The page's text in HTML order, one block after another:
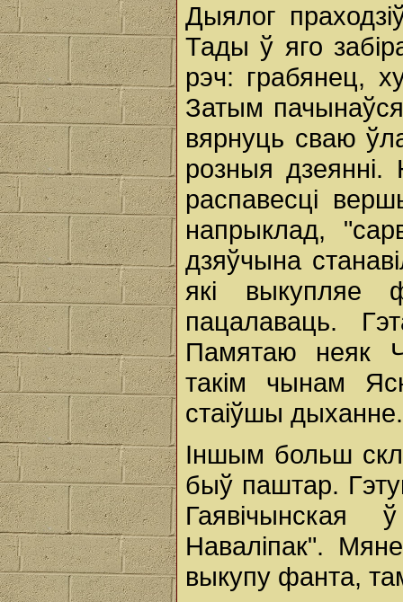
Дыялог
Тады ў яго
рэч: грабянец,
Затым
вярнуць сваю
розныя дзеянні.
распавесці
напрыклад,
дзяўчына
які выкупляе
пацалаваць.
Памятаю неяк
такім чынам
стаіўшы дыханне.
Іншым больш
быў паштар.
Наваліпак".
выкупу фанта,